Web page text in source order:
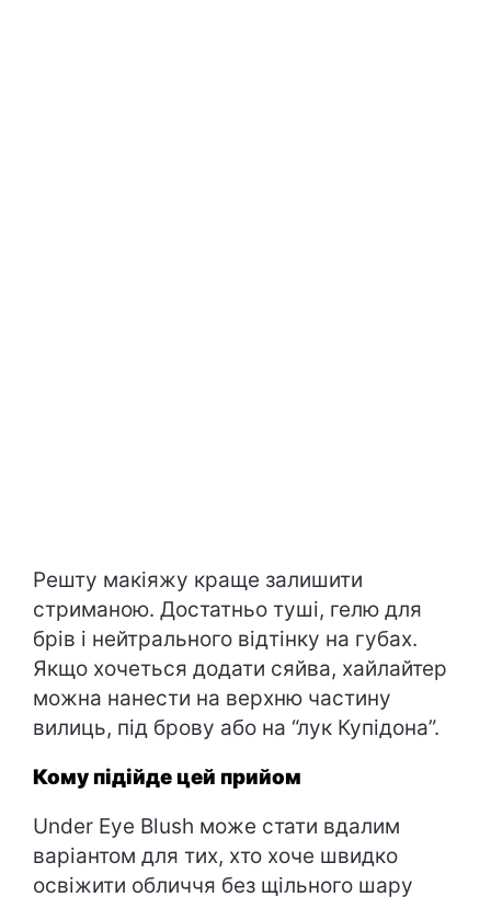
Решту макіяжу краще залишити
стриманою. Достатньо туші, гелю для
брів і нейтрального відтінку на губах.
Якщо хочеться додати сяйва, хайлайтер
можна нанести на верхню частину
вилиць, під брову або на “лук Купідона”.
Кому підійде цей прийом
Under Eye Blush може стати вдалим
варіантом для тих, хто хоче швидко
освіжити обличчя без щільного шару